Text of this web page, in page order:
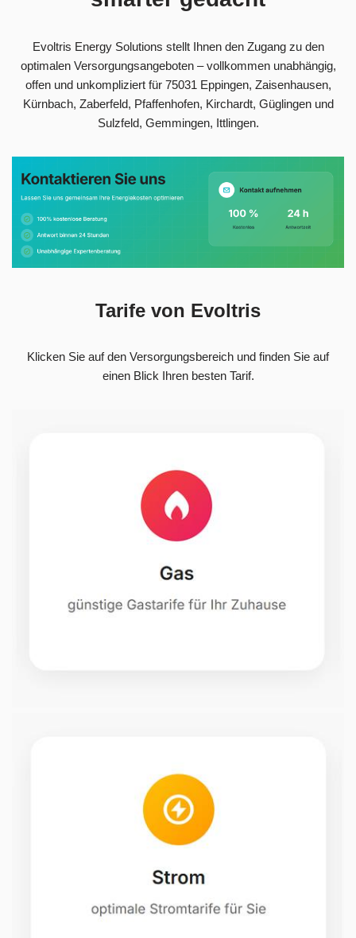
Evoltris Energy Solutions stellt Ihnen den Zugang zu den
optimalen Versorgungsangeboten – vollkommen unabhängig,
offen und unkompliziert für 75031 Eppingen, Zaisenhausen,
Kürnbach, Zaberfeld, Pfaffenhofen, Kirchardt, Güglingen und
Sulzfeld, Gemmingen, Ittlingen.
Tarife von Evoltris
Klicken Sie auf den Versorgungsbereich und finden Sie auf
einen Blick Ihren besten Tarif.